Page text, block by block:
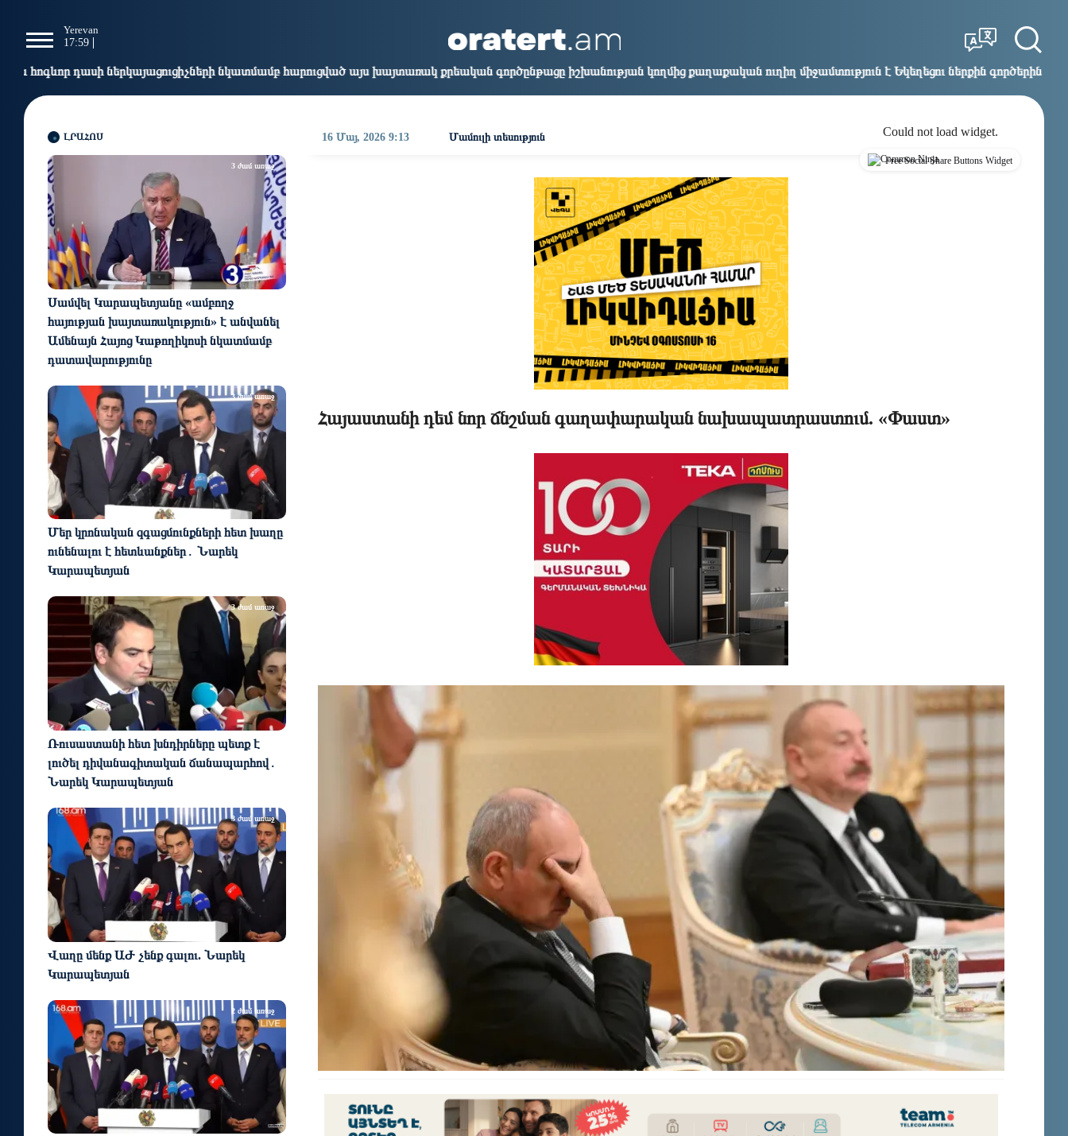
Yerevan
17:59
Los Angeles
06:59
Beijing
21:59
նկատմամբ հարուցված այս խայտառակ քրեական գործընթացը իշխանության կողմից քաղաքական ուղիղ միջամտություն է Եկեղեցու ներքին գործերին և ինքնավարությանը.
ԼՐԱՀՈՍ
Սամվել Կարապետյանը «ամբողջ
հայության խայտառակություն» է անվանել
Ամենայն Հայոց Կաթողիկոսի նկատմամբ
դատավարությունը
3 ժամ առաջ
Մեր կրոնական զգացմունքների հետ խաղը
ունենալու է հետևանքներ․ Նարեկ
Կարապետյան
3 ժամ առաջ
Ռուսաստանի հետ խնդիրները պետք է
լուծել դիվանագիտական ճանապարհով․
Նարեկ Կարապետյան
3 ժամ առաջ
Վաղը մենք ԱԺ չենք գալու. Նարեկ
Կարապետյան
3 ժամ առաջ
2 ժամ առաջ
16 Մայ, 2026 9:13 Մամուլի տեսություն Could not load widget.
Free Social Share Buttons Widget
Հայաստանի դեմ նոր ճնշման գաղափարական նախապատրաստում. «Փաստ»